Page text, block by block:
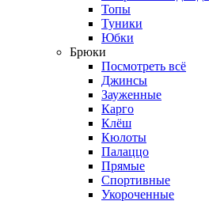
Топы
Туники
Юбки
Брюки
Посмотреть всё
Джинсы
Зауженные
Карго
Клёш
Кюлоты
Палаццо
Прямые
Спортивные
Укороченные